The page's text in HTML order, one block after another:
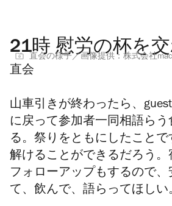
21時 慰労の杯を交
直会の様子／画像提供：株式会社
直会
山車引きが終わったら、guest
に戻って参加者一同相語ら
る。祭りをともにしたことで
解けることができるだろう
フォローアップもするので
て、飲んで、語らってほしい